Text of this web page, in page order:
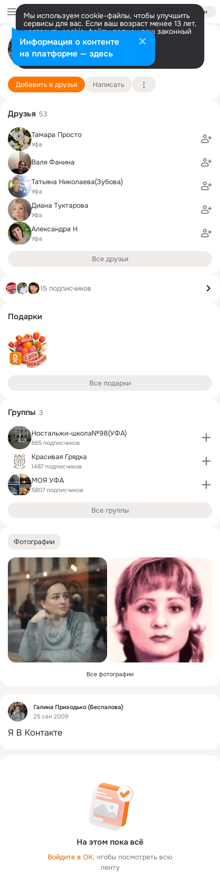
Войти
Мы используем cookie-файлы, чтобы улучшить
сервисы для вас. Если ваш возраст менее 13 лет,
настроить cookie-файлы должен ваш законный
представитель. Больше информации
Разрешить все Настроить
Галина Приходько (Беспалова)
Уфа 27 октября (49 лет)
Подробнее
Добавить в друзья Написать
Фотографии
Все фотографии
Фид
Галина Приходько (Беспалова)
25 сен 2009
Я В Контакте
На этом пока всё
Войдите в ОК, чтобы посмотреть всю
ленту
Друзья 53
Тамара Просто
Уфа
Валя Фанина
Татьяна Николаева(Зубова)
Уфа
Диана Туктарова
Уфа
Александра Н
Уфа
Все друзья
15 подписчиков
Подарки
Все подарки
Группы 3
Ностальжи-школа№98(УФА)
665 подписчиков
Красивая Грядка
1487 подписчиков
МОЯ УФА
5807 подписчиков
Все группы
Информация о контенте
на платформе — здесь